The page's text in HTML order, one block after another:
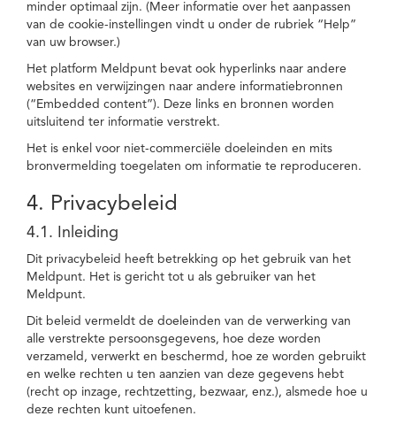
minder optimaal zijn. (Meer informatie over het aanpassen
van de cookie-instellingen vindt u onder de rubriek “Help”
van uw browser.)
Het platform Meldpunt bevat ook hyperlinks naar andere
websites en verwijzingen naar andere informatiebronnen
(“Embedded content”). Deze links en bronnen worden
uitsluitend ter informatie verstrekt.
Het is enkel voor niet-commerciële doeleinden en mits
bronvermelding toegelaten om informatie te reproduceren.
4. Privacybeleid
4.1. Inleiding
Dit privacybeleid heeft betrekking op het gebruik van het
Meldpunt. Het is gericht tot u als gebruiker van het
Meldpunt.
Dit beleid vermeldt de doeleinden van de verwerking van
alle verstrekte persoonsgegevens, hoe deze worden
verzameld, verwerkt en beschermd, hoe ze worden gebruikt
en welke rechten u ten aanzien van deze gegevens hebt
(recht op inzage, rechtzetting, bezwaar, enz.), alsmede hoe u
deze rechten kunt uitoefenen.